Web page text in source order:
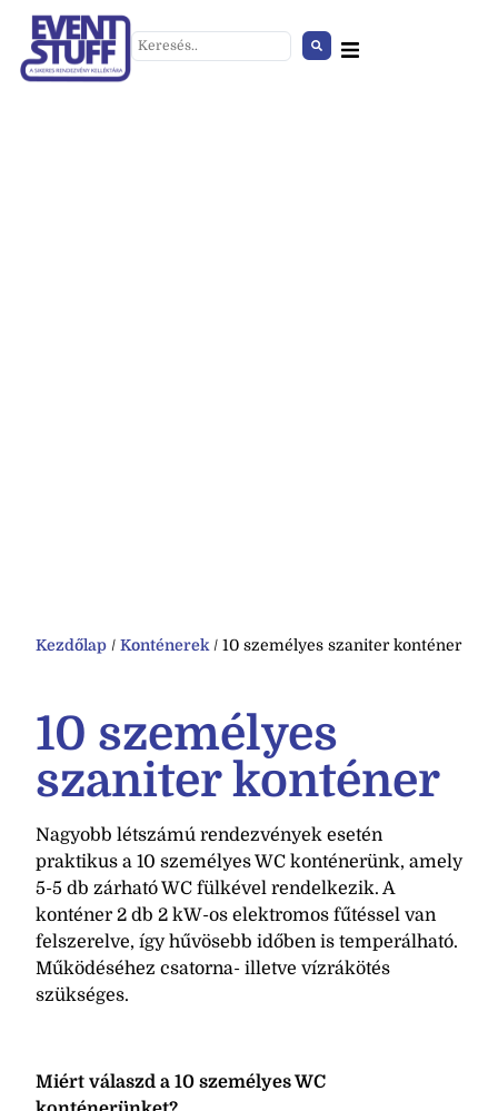
Kezdőlap / Konténerek / 10 személyes szaniter konténer
10 személyes
szaniter konténer
Nagyobb létszámú rendezvények esetén
praktikus a 10 személyes WC konténerünk, amely
5-5 db zárható WC fülkével rendelkezik. A
konténer 2 db 2 kW-os elektromos fűtéssel van
felszerelve, így hűvösebb időben is temperálható.
Működéséhez csatorna- illetve vízrákötés
szükséges.
Miért válaszd a 10 személyes WC